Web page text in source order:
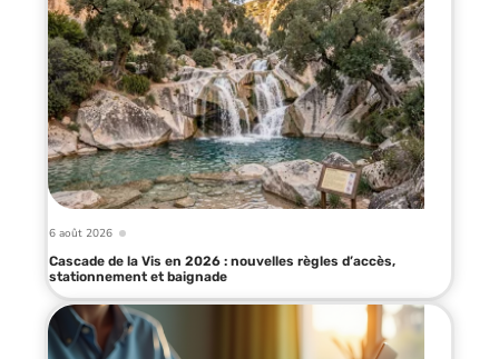
6 août 2026
Cascade de la Vis en 2026 : nouvelles règles d’accès,
stationnement et baignade